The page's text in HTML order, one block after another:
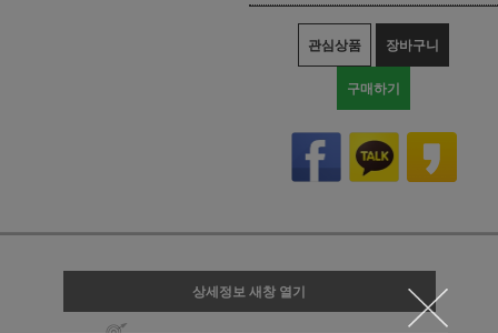
관심상품 장바구니
구매하기
상세정보 새창 열기